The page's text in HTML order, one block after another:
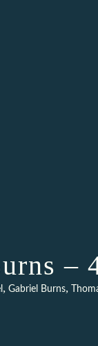
–
, Gabriel Burns,